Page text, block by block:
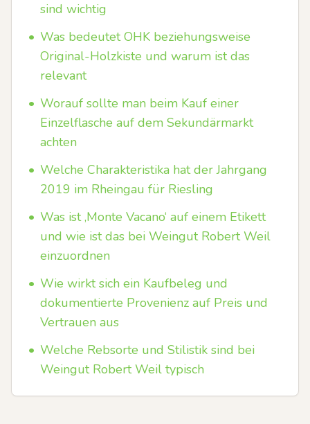
sind wichtig
• Was bedeutet OHK beziehungsweise
Original-Holzkiste und warum ist das
relevant
• Worauf sollte man beim Kauf einer
Einzelflasche auf dem Sekundärmarkt
achten
• Welche Charakteristika hat der Jahrgang
2019 im Rheingau für Riesling
• Was ist ‚Monte Vacano‘ auf einem Etikett
und wie ist das bei Weingut Robert Weil
einzuordnen
• Wie wirkt sich ein Kaufbeleg und
dokumentierte Provenienz auf Preis und
Vertrauen aus
• Welche Rebsorte und Stilistik sind bei
Weingut Robert Weil typisch